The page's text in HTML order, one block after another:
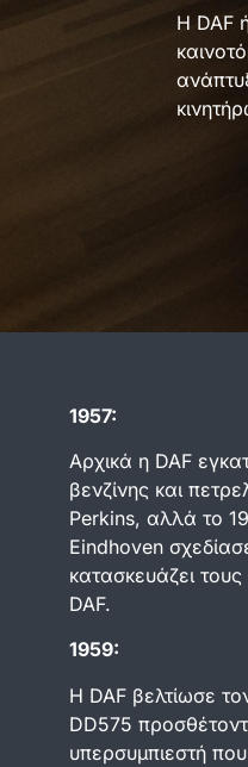
Η DAF
1957:
Αρχικά η DAF
βενζίνης και
Perkins, αλλά το
Eindhoven
κατασκευάζει
DAF.
1959:
Η DAF βελτίωσε
DD575
υπερσυμπιεστή